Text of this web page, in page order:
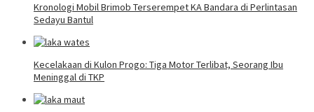
Kronologi Mobil Brimob Terserempet KA Bandara di Perlintasan
Sedayu Bantul
Kecelakaan di Kulon Progo: Tiga Motor Terlibat, Seorang Ibu
Meninggal di TKP